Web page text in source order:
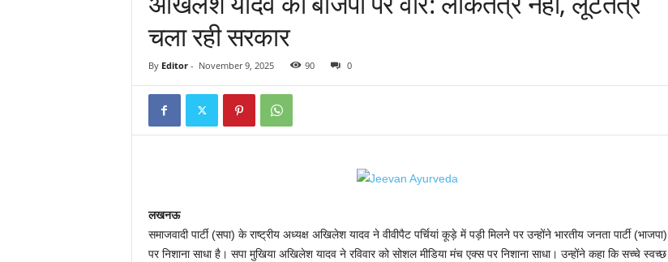
चला रही सरकार
By Editor- November 9, 2025 90 0
लखनऊ
समाजवादी पार्टी (सपा) के राष्ट्रीय अध्यक्ष अखिलेश यादव ने वीवीपैट पर्चियां कूड़े में पड़ी मिलने पर उन्होंने भारतीय जनता पार्टी (भाजपा)
पर निशाना साधा है। सपा मुखिया अखिलेश यादव ने रविवार को सोशल मीडिया मंच एक्स पर निशाना साधा। उन्होंने कहा कि सच्चे स्वच्छ